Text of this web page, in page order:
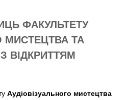
ФАКУЛЬТЕТУ
МИСТЕЦТВА ТА
ВІДКРИТТЯМ
Аудіовізуального мистецтва